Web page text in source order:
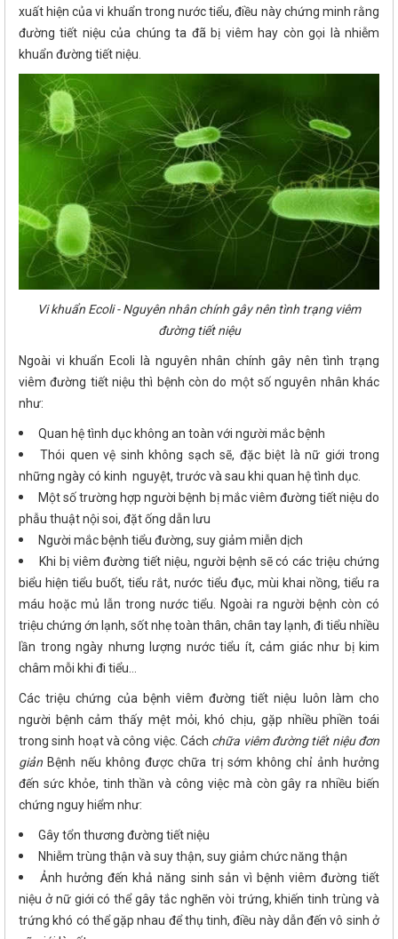
xuất hiện của vi khuẩn trong nước tiểu, điều này chứng minh rằng
đường tiết niệu của chúng ta đã bị viêm hay còn gọi là nhiễm
khuẩn đường tiết niệu.
Vi khuẩn Ecoli - Nguyên nhân chính gây nên tình trạng viêm
đường tiết niệu
Ngoài vi khuẩn Ecoli là nguyên nhân chính gây nên tình trạng
viêm đường tiết niệu thì bệnh còn do một số nguyên nhân khác
như:
Quan hệ tình dục không an toàn với người mắc bệnh
Thói quen vệ sinh không sạch sẽ, đặc biệt là nữ giới trong
những ngày có kinh nguyệt, trước và sau khi quan hệ tình dục.
Một số trường hợp người bệnh bị mắc viêm đường tiết niệu do
phẫu thuật nội soi, đặt ống dẫn lưu
Người mắc bệnh tiểu đường, suy giảm miễn dịch
Khi bị viêm đường tiết niệu, người bệnh sẽ có các triệu chứng
biểu hiện tiểu buốt, tiểu rắt, nước tiểu đục, mùi khai nồng, tiểu ra
máu hoặc mủ lẫn trong nước tiểu. Ngoài ra người bệnh còn có
triệu chứng ớn lạnh, sốt nhẹ toàn thân, chân tay lạnh, đi tiểu nhiều
lần trong ngày nhưng lượng nước tiểu ít, cảm giác như bị kim
châm mỗi khi đi tiểu…
Các triệu chứng của bệnh viêm đường tiết niệu luôn làm cho
người bệnh cảm thấy mệt mỏi, khó chịu, gặp nhiều phiền toái
trong sinh hoạt và công việc. Cách chữa viêm đường tiết niệu đơn
giản Bệnh nếu không được chữa trị sớm không chỉ ảnh hưởng
đến sức khỏe, tinh thần và công việc mà còn gây ra nhiều biến
chứng nguy hiểm như:
Gây tổn thương đường tiết niệu
Nhiễm trùng thận và suy thận, suy giảm chức năng thận
Ảnh hưởng đến khả năng sinh sản vì bệnh viêm đường tiết
niệu ở nữ giới có thể gây tắc nghẽn vòi trứng, khiến tinh trùng và
trứng khó có thể gặp nhau để thụ tinh, điều này dẫn đến vô sinh ở